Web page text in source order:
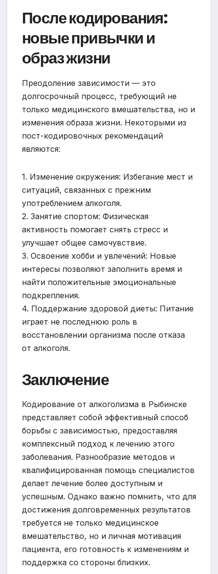
После кодирования:
новые привычки и
образ жизни
Преодоление зависимости — это
долгосрочный процесс, требующий не
только медицинского вмешательства, но и
изменения образа жизни. Некоторыми из
пост-кодировочных рекомендаций
являются:
1. Изменение окружения: Избегание мест и
ситуаций, связанных с прежним
употреблением алкоголя.
2. Занятие спортом: Физическая
активность помогает снять стресс и
улучшает общее самочувствие.
3. Освоение хобби и увлечений: Новые
интересы позволяют заполнить время и
найти положительные эмоциональные
подкрепления.
4. Поддержание здоровой диеты: Питание
играет не последнюю роль в
восстановлении организма после отказа
от алкоголя.
Заключение
Кодирование от алкоголизма в Рыбинске
представляет собой эффективный способ
борьбы с зависимостью, предоставляя
комплексный подход к лечению этого
заболевания. Разнообразие методов и
квалифицированная помощь специалистов
делает лечение более доступным и
успешным. Однако важно помнить, что для
достижения долговременных результатов
требуется не только медицинское
вмешательство, но и личная мотивация
пациента, его готовность к изменениям и
поддержка со стороны близких.